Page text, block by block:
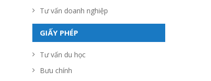
Tư vấn doanh nghiệp
GIẤY PHÉP
Tư vấn du học
Bưu chính